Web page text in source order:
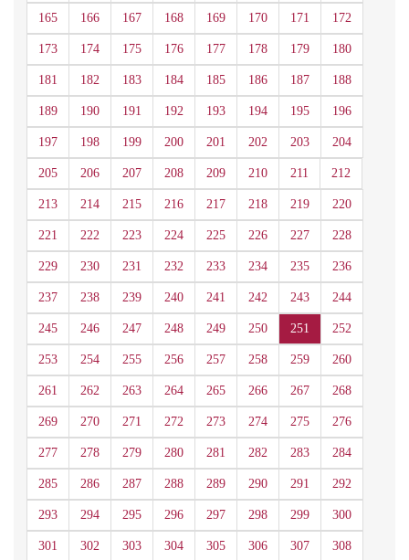
165 166 167 168 169 170 171 172
173 174 175 176 177 178 179 180
181 182 183 184 185 186 187 188
189 190 191 192 193 194 195 196
197 198 199 200 201 202 203 204
205 206 207 208 209 210 211 212
213 214 215 216 217 218 219 220
221 222 223 224 225 226 227 228
229 230 231 232 233 234 235 236
237 238 239 240 241 242 243 244
245 246 247 248 249 250 251 252
253 254 255 256 257 258 259 260
261 262 263 264 265 266 267 268
269 270 271 272 273 274 275 276
277 278 279 280 281 282 283 284
285 286 287 288 289 290 291 292
293 294 295 296 297 298 299 300
301 302 303 304 305 306 307 308